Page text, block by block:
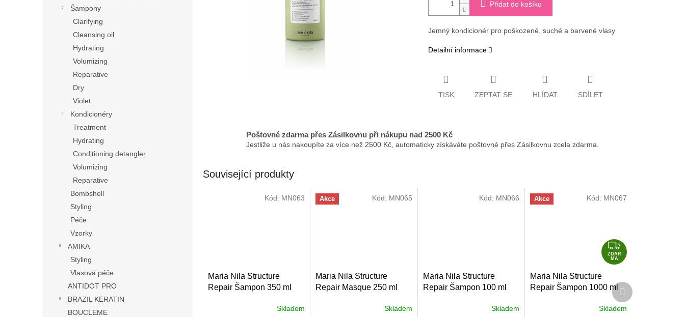
Šampony
Clarifying
Cleansing oil
Hydrating
Volumizing
Reparative
Dry
Violet
Kondicionéry
Treatment
Hydrating
Conditioning detangler
Volumizing
Reparative
Bombshell
Styling
Péče
Vzorky
AMIKA
Styling
Vlasová péče
ANTIDOT PRO
BRAZIL KERATIN
BOUCLEME
Přidat do košíku
Jemný kondicionér pro poškozené, suché a barvené vlasy
Detailní informace
TISK ZEPTAT SE HLÍDAT SDÍLET
Poštovné zdarma přes Zásilkovnu při nákupu nad 2500 Kč
Jestliže u nás nakoupíte za více než 2500 Kč, automaticky získáváte poštovné přes Zásilkovnu zcela zdarma.
Související produkty
Maria Nila Structure
Repair Šampon 350 ml
Skladem
Kód: MN063 Akce
Maria Nila Structure
Repair Masque 250 ml
Skladem
Kód: MN065
Maria Nila Structure
Repair Šampon 100 ml
Skladem
Kód: MN066 Akce
Z
D
R
M
A
ZDAR
MA
Maria Nila Structure
Repair Šampon 1000 ml
Skladem
Kód: MN067
Další
produkt